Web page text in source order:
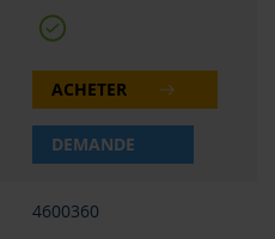
ACHETER
DEMANDE
4600360